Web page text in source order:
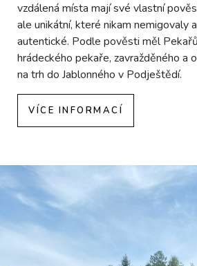
vzdálená místa mají své vlastní
ale unikátní, které nikam nemigovaly
autentické. Podle pověsti měl
hrádeckého pekaře, zavražděného a
na trh do Jablonného v Podještědí.
VÍCE INFORMACÍ